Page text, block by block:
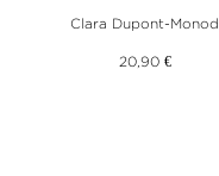
Clara Dupont-Monod
20,90 €